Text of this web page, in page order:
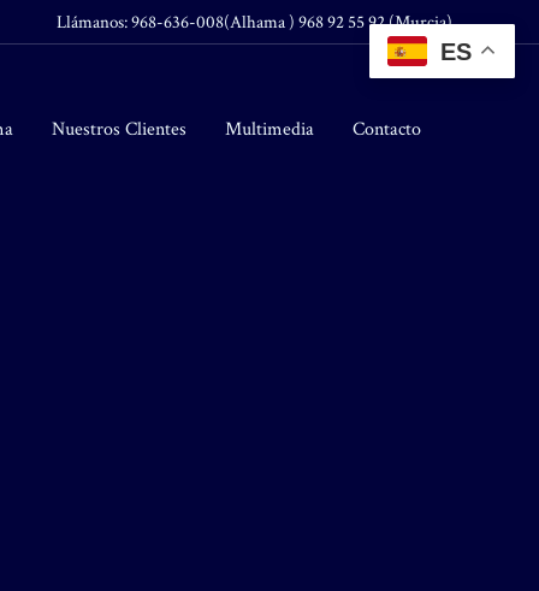
Llámanos:968-636-008(Alhama ) 968 92 55 92 (Murcia)
Nuestros Clientes Multimedia Contacto
ES